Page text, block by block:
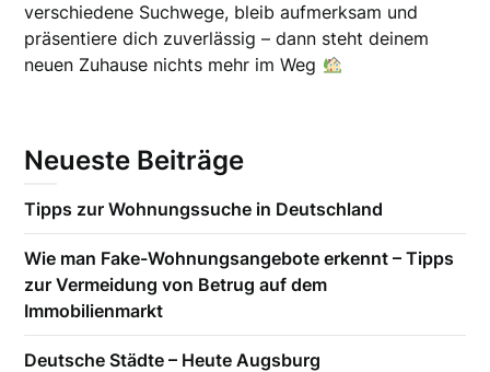
verschiedene Suchwege, bleib aufmerksam und
präsentiere dich zuverlässig – dann steht deinem
neuen Zuhause nichts mehr im Weg
Neueste Beiträge
Tipps zur Wohnungssuche in Deutschland
Wie man Fake-Wohnungsangebote erkennt – Tipps
zur Vermeidung von Betrug auf dem
Immobilienmarkt
Deutsche Städte – Heute Augsburg